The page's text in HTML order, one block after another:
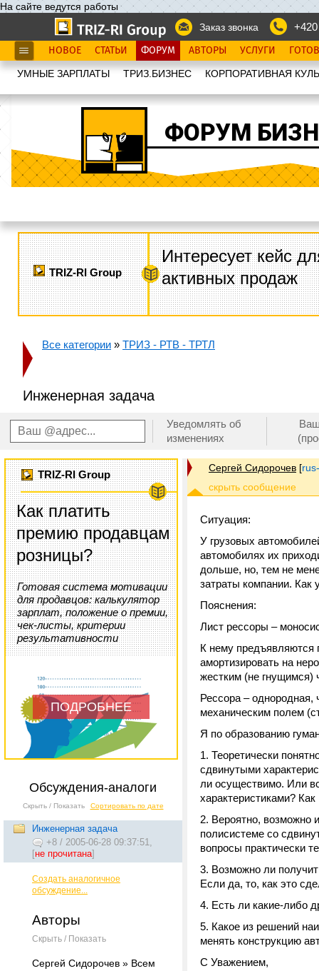
На сайте ведутся работы
Заказ звонка
НОВОЕ СТАТЬИ ФОРУМ АВТОРЫ УСЛУГИ
УМНЫЕ ЗАРПЛАТЫ ТРИЗ.БИЗНЕС КОРПОРАТИВНАЯ
ФОРУМ
TRIZ-RI Group
Интересует кейс
активных продаж
Все категории » ТРИЗ - РТВ - ТРТЛ
Инженерная задача
Уведомлять об
изменениях
TRIZ-RI Group
Как платить
премию продавцам
розницы?
Готовая система мотивации
для продавцов: калькулятор
зарплат, положение о премии,
чек-листы, критерии
результативности
ПОДРОБНЕЕ
Обсуждения-аналоги
Скрыть / Показать Сортировать по дате
Инженерная задача
+8 / 2005-06-28 09:37:51,
[не прочитана]
Создать аналогичное
обсуждение...
Авторы
Скрыть / Показать
Сергей Сидорочев » Всем
Сергей Сидорочев [
Ситуация:
У грузовых
автомобилях их
дольше, но, тем не
затраты компании. Как
Пояснения:
Лист рессоры –
К нему предъявляются
амортизировать на
жестким (не гнущимся)
Рессора – однородная,
механическим полем
Я по образованию
Теоретически
сдвинутыми
ли осуществимо. Или
характеристиками?
Вероятно, возможно
полисистеме со
вопросы практически
Возможно ли
Если да, то, как это
Есть ли какие-либо
Какое из решений
менять конструкцию
С Уважением,